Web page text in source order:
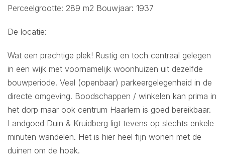
Perceelgrootte: 289 m2 Bouwjaar: 1937
De locatie:
Wat een prachtige plek! Rustig en toch centraal gelegen
in een wijk met voornamelijk woonhuizen uit dezelfde
bouwperiode. Veel (openbaar) parkeergelegenheid in de
directe omgeving. Boodschappen / winkelen kan prima in
het dorp maar ook centrum Haarlem is goed bereikbaar.
Landgoed Duin & Kruidberg ligt tevens op slechts enkele
minuten wandelen. Het is hier heel fijn wonen met de
duinen om de hoek.